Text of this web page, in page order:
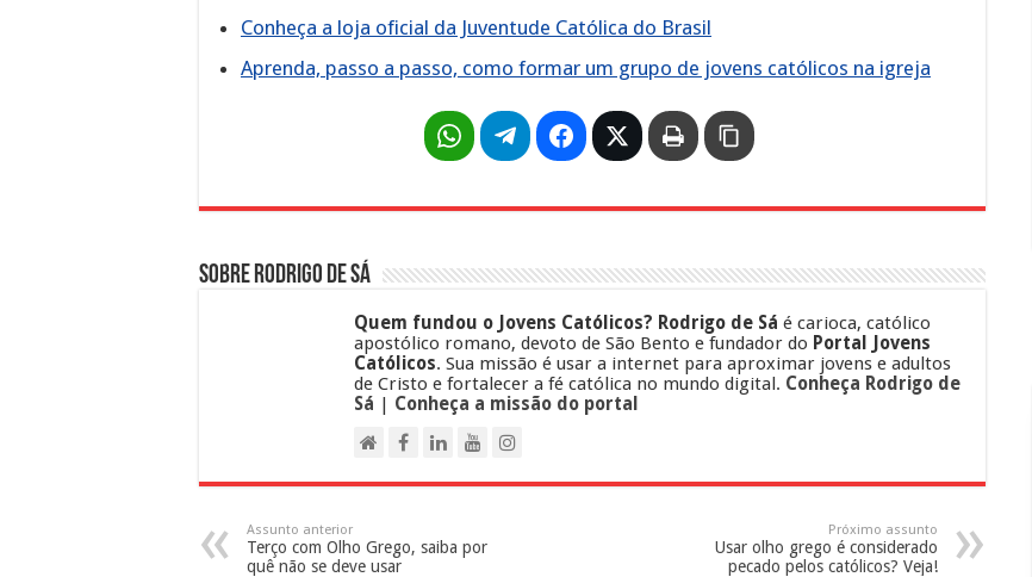
Conheça a loja oficial da Juventude Católica do Brasil
Aprenda, passo a passo, como formar um grupo de jovens católicos na igreja
Sobre Rodrigo de Sá
Quem fundou o Jovens Católicos? Rodrigo de Sá é carioca, católico
apostólico romano, devoto de São Bento e fundador do Portal Jovens
Católicos. Sua missão é usar a internet para aproximar jovens e adultos
de Cristo e fortalecer a fé católica no mundo digital. Conheça Rodrigo de
Sá | Conheça a missão do portal
Assunto anterior
Terço com Olho Grego, saiba por
quê não se deve usar
Próximo assunto
Usar olho grego é considerado
pecado pelos católicos? Veja!